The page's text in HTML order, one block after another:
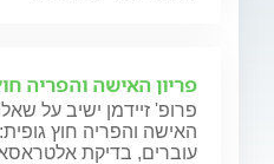
פריון האישה והפריה
פרופ' זיידמן ישיב על
האישה והפריה חוץ
עוברים, בדיקת